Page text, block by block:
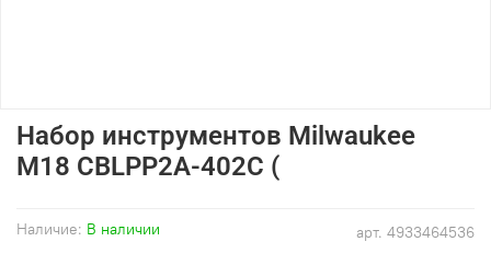
арт. 4933464536
Наличие: В наличии
Набор инструментов Milwaukee
M18 CBLPP2A-402C (